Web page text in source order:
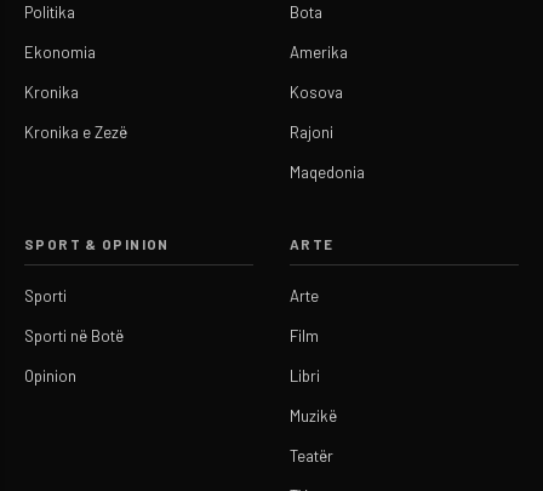
Politika
Ekonomia
Kronika
Kronika e Zezë
Bota
Amerika
Kosova
Rajoni
Maqedonia
SPORT & OPINION
Sporti
Sporti në Botë
Opinion
ARTE
Arte
Film
Libri
Muzikë
Teatër